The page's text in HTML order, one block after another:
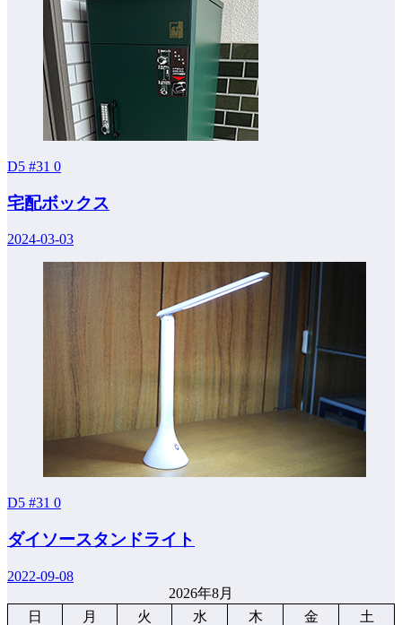
D5 #31 0
宅配ボックス
2024-03-03
D5 #31 0
ダイソースタンドライト
2022-09-08
2026年8月
日
月 火 水 木 金
土